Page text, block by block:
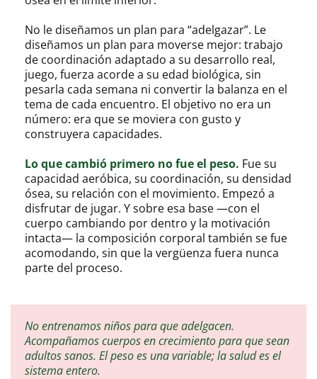
No le diseñamos un plan para “adelgazar”. Le
diseñamos un plan para moverse mejor: trabajo
de coordinación adaptado a su desarrollo real,
juego, fuerza acorde a su edad biológica, sin
pesarla cada semana ni convertir la balanza en el
tema de cada encuentro. El objetivo no era un
número: era que se moviera con gusto y
construyera capacidades.
Lo que cambió primero no fue el peso. Fue su
capacidad aeróbica, su coordinación, su densidad
ósea, su relación con el movimiento. Empezó a
disfrutar de jugar. Y sobre esa base —con el
cuerpo cambiando por dentro y la motivación
intacta— la composición corporal también se fue
acomodando, sin que la vergüenza fuera nunca
parte del proceso.
No entrenamos niños para que adelgacen.
Acompañamos cuerpos en crecimiento para que sean
adultos sanos. El peso es una variable; la salud es el
sistema entero.